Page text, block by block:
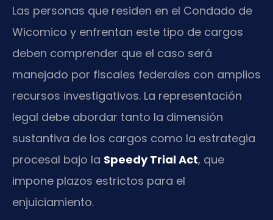
Las personas que residen en el Condado de
Wicomico y enfrentan este tipo de cargos
deben comprender que el caso será
manejado por fiscales federales con amplios
recursos investigativos. La representación
legal debe abordar tanto la dimensión
sustantiva de los cargos como la estrategia
procesal bajo la Speedy Trial Act, que
impone plazos estrictos para el
enjuiciamiento.